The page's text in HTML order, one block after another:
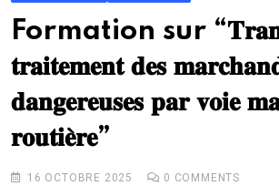
Formation sur
𝐭𝐫𝐚𝐢𝐭𝐞𝐦𝐞𝐧𝐭 𝐝𝐞𝐬
𝐝𝐚𝐧𝐠𝐞𝐫𝐞𝐮𝐬𝐞𝐬 𝐩𝐚𝐫 𝐯𝐨𝐢𝐞
𝐫𝐨𝐮𝐭𝐢𝐞̀𝐫𝐞”
16 OCTOBRE 2025 0 COMMENTS